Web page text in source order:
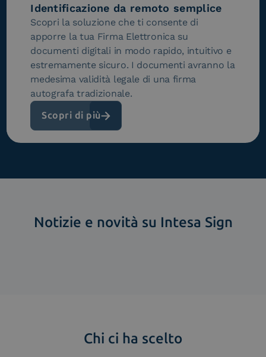
Identificazione da remoto semplice
Scopri la soluzione che ti consente di
apporre la tua Firma Elettronica su
documenti digitali in modo rapido, intuitivo e
estremamente sicuro. I documenti avranno la
medesima validità legale di una firma
autografa tradizionale.
Scopri di più
Notizie e novità su Intesa Sign
Chi ci ha scelto